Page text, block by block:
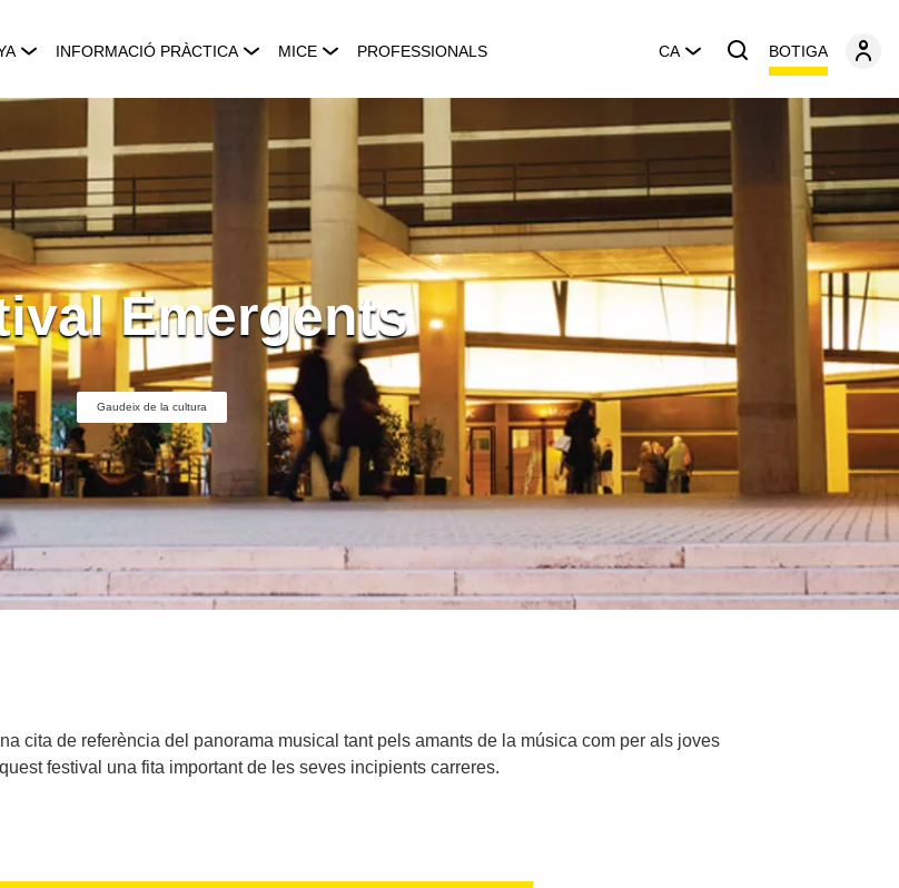
INFORMACIÓ PRÀCTICA MICE PROFESSIONALS CA BOTIGA
Emergents
Gaudeix de la cultura
cita de referència del panorama musical tant pels amants de la música com per als joves
festival una fita important de les seves incipients carreres.